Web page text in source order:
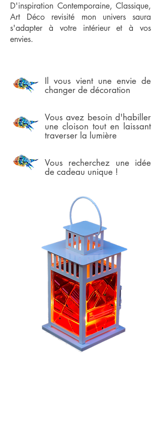
D'inspiration Contemporaine, Classique,
Art Déco revisité mon univers saura
s'adapter à votre intérieur et à vos
envies.
Il vous vient une envie de
changer de décoration
Vous avez besoin d'habiller
une cloison tout en laissant
traverser la lumière
Vous recherchez une idée
de cadeau unique !